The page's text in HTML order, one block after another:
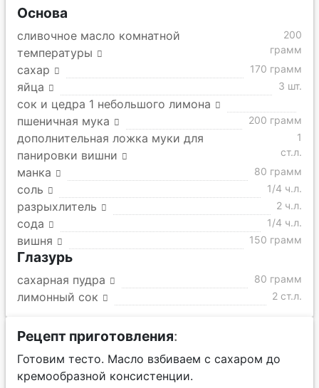
Основа
сливочное масло комнатной
температуры
200
грамм
сахар 170 грамм
яйца 3 шт.
сок и цедра 1 небольшого лимона
пшеничная мука
200 грамм
дополнительная ложка муки для
панировки вишни
1
ст.л.
манка 80 грамм
соль 1/4 ч.л.
разрыхлитель 2 ч.л.
сода 1/4 ч.л.
вишня 150 грамм
Глазурь
сахарная пудра 80 грамм
лимонный сок 2 ст.л.
Рецепт приготовления:
Готовим тесто. Масло взбиваем с сахаром до
кремообразной консистенции.